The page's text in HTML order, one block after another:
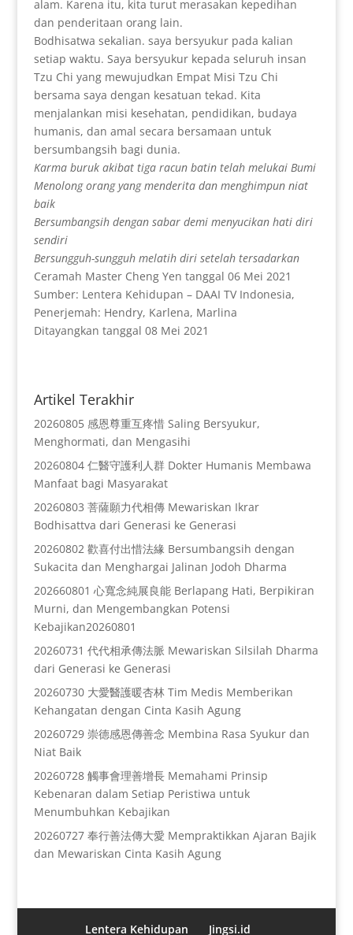
alam. Karena itu, kita turut merasakan kepedihan
dan penderitaan orang lain.
Bodhisatwa sekalian. saya bersyukur pada kalian
setiap waktu. Saya bersyukur kepada seluruh insan
Tzu Chi yang mewujudkan Empat Misi Tzu Chi
bersama saya dengan kesatuan tekad. Kita
menjalankan misi kesehatan, pendidikan, budaya
humanis, dan amal secara bersamaan untuk
bersumbangsih bagi dunia.
Karma buruk akibat tiga racun batin telah melukai Bumi
Menolong orang yang menderita dan menghimpun niat
baik
Bersumbangsih dengan sabar demi menyucikan hati diri
sendiri
Bersungguh-sungguh melatih diri setelah tersadarkan
Ceramah Master Cheng Yen tanggal 06 Mei 2021
Sumber: Lentera Kehidupan – DAAI TV Indonesia,
Penerjemah: Hendry, Karlena, Marlina
Ditayangkan tanggal 08 Mei 2021
Artikel Terakhir
20260805 感恩尊重互疼惜 Saling Bersyukur,
Menghormati, dan Mengasihi
20260804 仁醫守護利人群 Dokter Humanis Membawa
Manfaat bagi Masyarakat
20260803 菩薩願力代相傳 Mewariskan Ikrar
Bodhisattva dari Generasi ke Generasi
20260802 歡喜付出惜法緣 Bersumbangsih dengan
Sukacita dan Menghargai Jalinan Jodoh Dharma
202660801 心寬念純展良能 Berlapang Hati, Berpikiran
Murni, dan Mengembangkan Potensi
Kebajikan20260801
20260731 代代相承傳法脈 Mewariskan Silsilah Dharma
dari Generasi ke Generasi
20260730 大愛醫護暖杏林 Tim Medis Memberikan
Kehangatan dengan Cinta Kasih Agung
20260729 崇德感恩傳善念 Membina Rasa Syukur dan
Niat Baik
20260728 觸事會理善增長 Memahami Prinsip
Kebenaran dalam Setiap Peristiwa untuk
Menumbuhkan Kebajikan
20260727 奉行善法傳大愛 Mempraktikkan Ajaran Bajik
dan Mewariskan Cinta Kasih Agung
Lentera Kehidupan Jingsi.id